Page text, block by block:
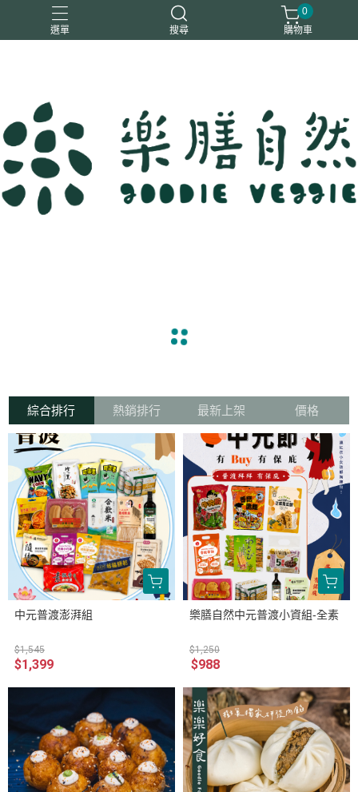
選單 搜尋
一樂鶴
0
購物車
綜合排行 熱銷排行 最新上架 價格
中元普渡澎湃組
$1,545
$1,399
樂膳自然中元普渡小資組-全素
$1,250
$988